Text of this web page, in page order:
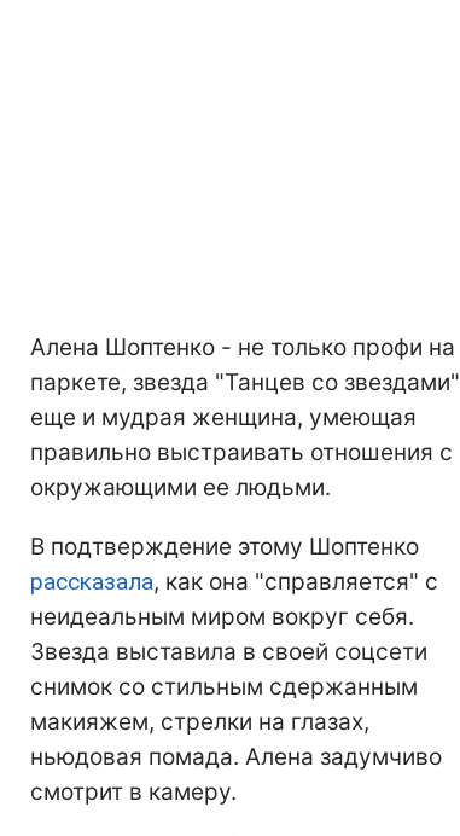
Алена Шоптенко - не только профи на
паркете, звезда "Танцев со звездами"
еще и мудрая женщина, умеющая
правильно выстраивать отношения с
окружающими ее людьми.
В подтверждение этому Шоптенко
рассказала, как она "справляется" с
неидеальным миром вокруг себя.
Звезда выставила в своей соцсети
снимок со стильным сдержанным
макияжем, стрелки на глазах,
ньюдовая помада. Алена задумчиво
смотрит в камеру.